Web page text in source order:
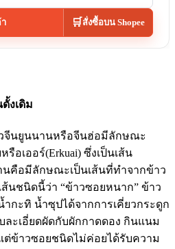
🛒สั่งซื้อบน Shopee
งเดิม
จีนยูนนานหรือจีนฮ่อมีลักษณะ
อเออร์(Erkuai) ซึ่งเป็นเส้น
คือมีลักษณะเป็นเส้นที่ทำจากข้าว
ส้นชนิดนี้ว่า “ข้าวซอยหนาก” ข้าว
กะทิ น้ำซุปได้จากการเคี่ยวกระดูก
ละเอี่ยดผัดกับผักกาดดอง กินแนม
ข้าวซอยชนิดไม่ค่อยได้รับความ